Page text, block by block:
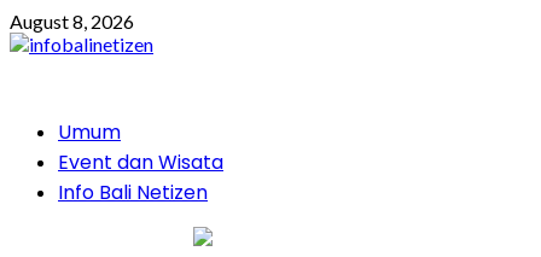
Skip
to
August 8, 2026
PrimaryUmum
Event dan Wisata
Info Bali Netizen